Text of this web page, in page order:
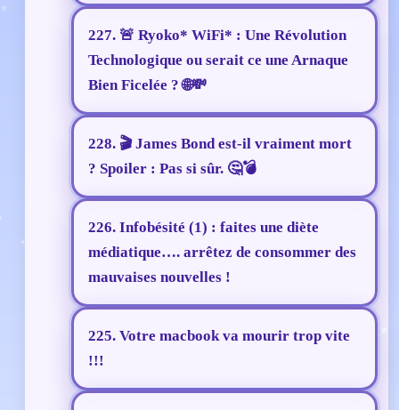
227. 🚨 Ryoko* WiFi* : Une Révolution
Technologique ou serait ce une Arnaque
Bien Ficelée ? 🌐💸
228. 🎬 James Bond est-il vraiment mort
? Spoiler : Pas si sûr. 🤔💣
226. Infobésité (1) : faites une diète
médiatique…. arrêtez de consommer des
mauvaises nouvelles !
225. Votre macbook va mourir trop vite
!!!